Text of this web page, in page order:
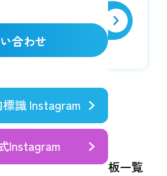
合わせ
識 Instagram
Instagram
検索 大垣市の看板一覧